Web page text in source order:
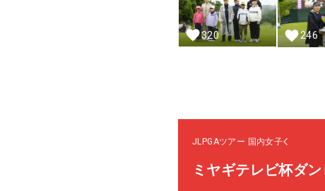
320 246
JLPGAツアー 国内女子
ミヤギテレビ杯ダ